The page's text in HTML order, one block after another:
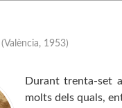
(València, 1953)
Durant trenta-set
molts dels quals,